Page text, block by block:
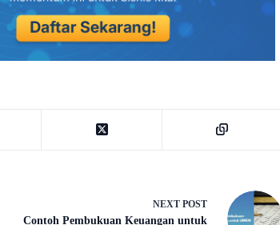
NEXT POST
Contoh Pembukuan Keuangan untuk